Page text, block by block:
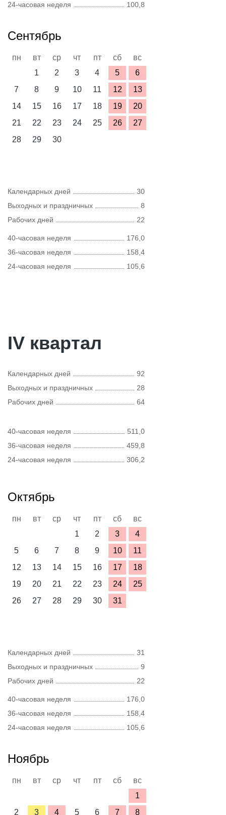
24-часовая неделя
100,8
Сентябрь
пн вт ср чт пт сб
вс
1
2 3 4 5
6
7
8 9 10 11 12
13
14
15 16 17 18 19
20
21
22 23 24 25 26
27
28
29 30
Календарных дней
30
Выходных и праздничных
8
Рабочих дней
22
40-часовая неделя
176,0
36-часовая неделя
158,4
24-часовая неделя
105,6
IV квартал
Календарных дней
92
Выходных и праздничных
28
Рабочих дней
64
40-часовая неделя
511,0
36-часовая неделя
459,8
24-часовая неделя
306,2
Октябрь
пн вт ср чт пт сб
вс
1
2 3
4
5
6 7 8 9 10
11
12
13 14 15 16 17
18
19
20 21 22 23 24
25
26
27 28 29 30 31
Календарных дней
31
Выходных и праздничных
9
Рабочих дней
22
40-часовая неделя
176,0
36-часовая неделя
158,4
24-часовая неделя
105,6
Ноябрь
пн вт ср чт пт сб
вс
1
2
3 4 5 6 7 8